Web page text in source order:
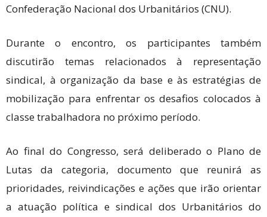
Confederação Nacional dos Urbanitários (CNU).
Durante o encontro, os participantes também
discutirão temas relacionados à representação
sindical, à organização da base e às estratégias de
mobilização para enfrentar os desafios colocados à
classe trabalhadora no próximo período.
Ao final do Congresso, será deliberado o Plano de
Lutas da categoria, documento que reunirá as
prioridades, reivindicações e ações que irão orientar
a atuação política e sindical dos Urbanitários do